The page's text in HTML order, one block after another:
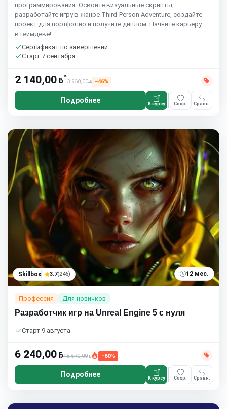
программирования. Освойте визуальные скрипты,
разработайте игру в жанре Third-Person Adventure, создайте
проект для портфолио и получите диплом. Начните карьеру
в геймдеве!
Сертификат по завершении
Старт 7 сентября
2 140,00 ƃ*
3 960,00ƃ −46%
Подробнее К курсу Сохр. Сравн.
Skillbox 3.7(246) 12 мес.
Профессия Для новичков
Разработчик игр на Unreal Engine 5 с нуля
Старт 9 августа
6 240,00 ƃ15 670,00ƃ −60%
Подробнее К курсу Сохр. Сравн.